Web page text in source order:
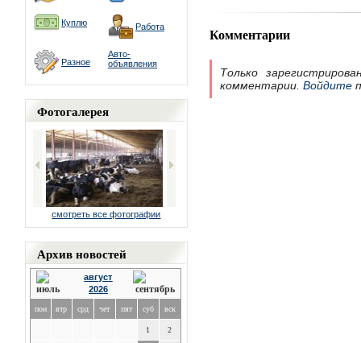
Куплю Работа
Разное
Авто-
объявления
Фотогалерея
смотреть все фотографии
Архив новостей
август
2026
пон втр срд чет пят суб вск
1 2
Комментарии
Только
комментарии. Войдите